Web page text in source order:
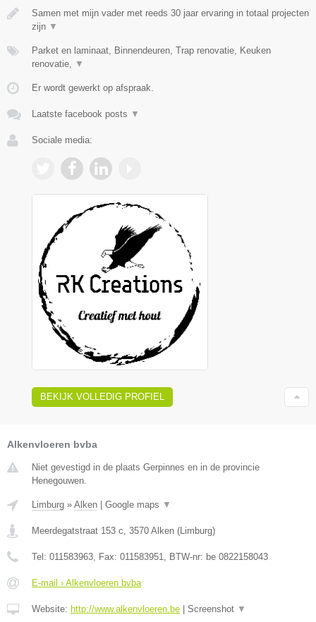
Samen met mijn vader met reeds 30 jaar ervaring in totaal projecten
zijn ▼
Parket en laminaat, Binnendeuren, Trap renovatie, Keuken
renovatie, ▼
Er wordt gewerkt op afspraak.
Laatste facebook posts ▼
Sociale media:
BEKIJK VOLLEDIG PROFIEL
Alkenvloeren bvba
Niet gevestigd in de plaats Gerpinnes en in de provincie
Henegouwen.
Limburg » Alken Google maps ▼
Meerdegatstraat 153 c, 3570 Alken (Limburg)
Tel: 011583963, Fax: 011583951, BTW-nr: be 0822158043
E-mail › Alkenvloeren bvba
Website: http://www.alkenvloeren.be Screenshot ▼